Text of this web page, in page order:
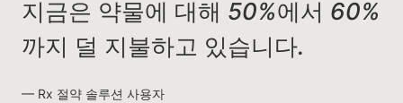
지금은 약물에 대해 50%에서 60%
까지 덜 지불하고 있습니다.
Rx 절약 솔루션 사용자